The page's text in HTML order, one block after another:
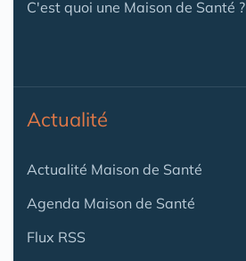
C'est quoi une Maison de Santé ?
Actualité
Actualité Maison de Santé
Agenda Maison de Santé
Flux RSS